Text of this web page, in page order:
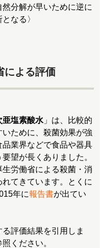
分解が早いために逆に
なる〉
による評価
亜塩素酸水 」は、比較的
ために、殺菌効果が強
業界などで食品や器具
望が長くありました。
労働省による殺菌・消
てきています。とくに
年に報告書が出てい
評価結果を引用しま
ください。